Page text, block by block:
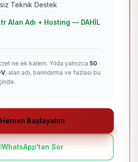
Teknik Destek
Alan Adı + Hosting — DAHİL
ne ek kalem. Yılda yalnızca 50
; alan adı, barındırma ve fazlası bu
Hemen Başlayalım
WhatsApp'tan Sor